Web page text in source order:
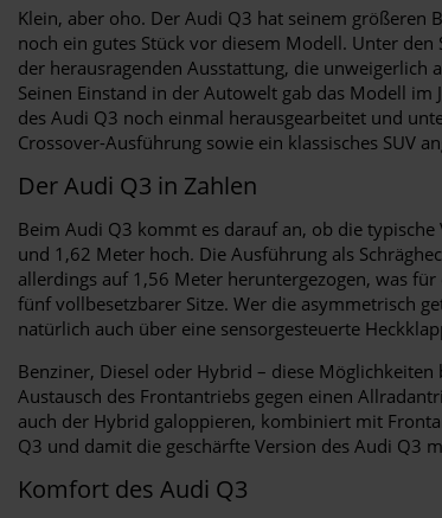
Klein, aber oho. Der Audi Q3 hat seinem größeren
noch ein gutes Stück vor diesem Modell. Unter
der herausragenden Ausstattung, die unweigerlich
Seinen Einstand in der Autowelt gab das Modell
des Audi Q3 noch einmal herausgearbeitet und
Crossover-Ausführung sowie ein klassisches SUV
Der Audi Q3 in Zahlen
Beim Audi Q3 kommt es darauf an, ob die
und 1,62 Meter hoch. Die Ausführung als
allerdings auf 1,56 Meter heruntergezogen, was
fünf vollbesetzbarer Sitze. Wer die asymmetrisch
natürlich auch über eine sensorgesteuerte
Benziner, Diesel oder Hybrid – diese
Austausch des Frontantriebs gegen einen
auch der Hybrid galoppieren, kombiniert mit
Q3 und damit die geschärfte Version des Audi Q3
Komfort des Audi Q3